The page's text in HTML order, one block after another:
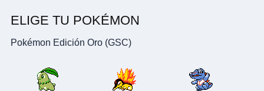
ELIGE TU POKÉMON
Pokémon Edición Oro (GSC)